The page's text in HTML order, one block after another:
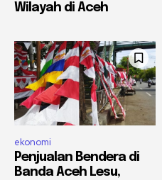
Wilayah di Aceh
ekonomi
Penjualan Bendera di
Banda Aceh Lesu,